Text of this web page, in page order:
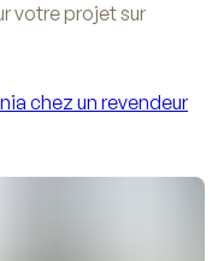
votre projet sur
chez un revendeur